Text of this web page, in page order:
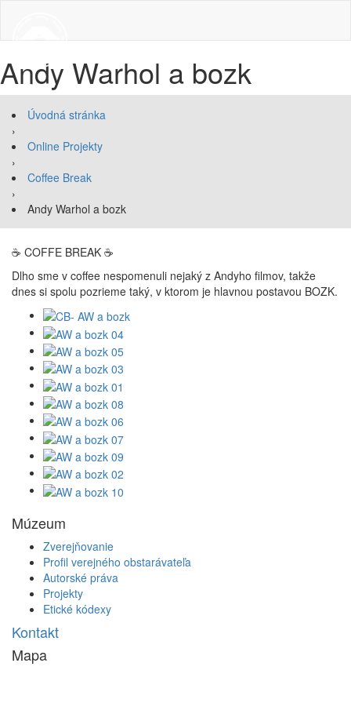
Andy Warhol a bozk
Úvodná stránka
›
Online Projekty
›
Coffee Break
›
Andy Warhol a bozk
☕ COFFE BREAK ☕
Dlho sme v coffee nespomenuli nejaký z Andyho filmov, takže
dnes si spolu pozrieme taký, v ktorom je hlavnou postavou BOZK.
Múzeum
Zverejňovanie
Profil verejného obstarávateľa
Autorské práva
Projekty
Etické kódexy
Kontakt
Mapa